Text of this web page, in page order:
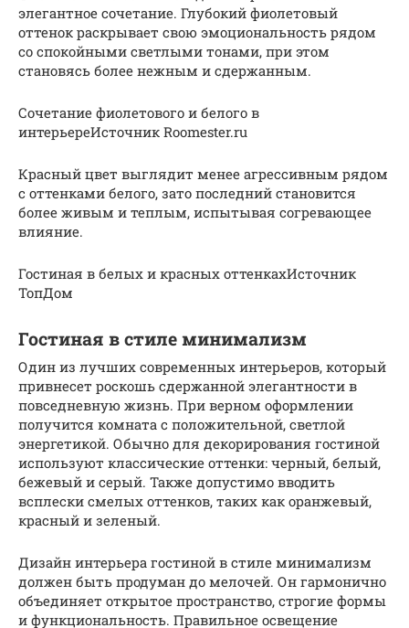
элегантное сочетание. Глубокий фиолетовый
оттенок раскрывает свою эмоциональность рядом
со спокойными светлыми тонами, при этом
становясь более нежным и сдержанным.
Сочетание фиолетового и белого в
интерьереИсточник Roomester.ru
Красный цвет выглядит менее агрессивным рядом
с оттенками белого, зато последний становится
более живым и теплым, испытывая согревающее
влияние.
Гостиная в белых и красных оттенкахИсточник
ТопДом
Гостиная в стиле минимализм
Один из лучших современных интерьеров, который
привнесет роскошь сдержанной элегантности в
повседневную жизнь. При верном оформлении
получится комната с положительной, светлой
энергетикой. Обычно для декорирования гостиной
используют классические оттенки: черный, белый,
бежевый и серый. Также допустимо вводить
всплески смелых оттенков, таких как оранжевый,
красный и зеленый.
Дизайн интерьера гостиной в стиле минимализм
должен быть продуман до мелочей. Он гармонично
объединяет открытое пространство, строгие формы
и функциональность. Правильное освещение